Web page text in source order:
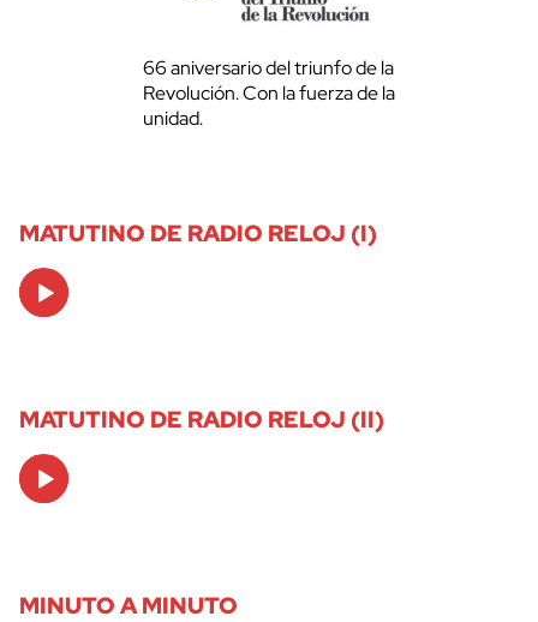
66 aniversario del triunfo de la
Revolución. Con la fuerza de la
unidad.
MATUTINO DE RADIO RELOJ (I)
Audio
Player
MATUTINO DE RADIO RELOJ (II)
Audio
Player
MINUTO A MINUTO